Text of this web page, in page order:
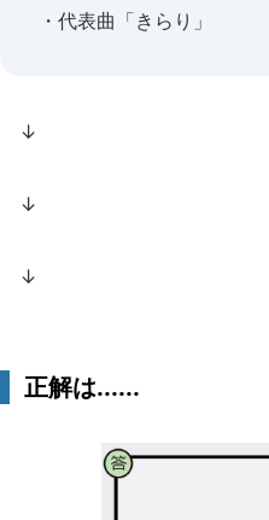
・代表曲「きらり」
↓
↓
↓
正解は......